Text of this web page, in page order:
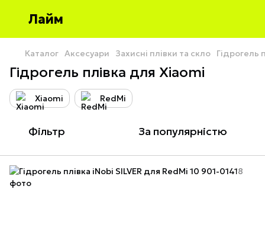
Лайм
Каталог Аксесуари Захисні плівки та скло Гідрогель
Гідрогель плівка для Xiaomi
Xiaomi RedMi
Фільтр За популярністю